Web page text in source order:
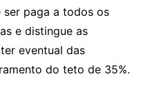
ser paga a todos os
e distingue as
eventual das
do teto de 35%.